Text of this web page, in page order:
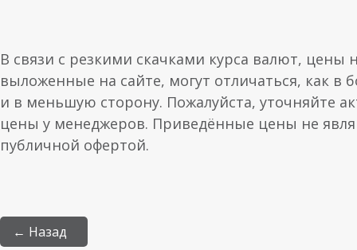
В связи с резкими скачками курса валют, цены
выложенные на сайте, могут отличаться, как в
и в меньшую сторону. Пожалуйста, уточняйте
цены у менеджеров. Приведённые цены не
публичной офертой.
← Назад